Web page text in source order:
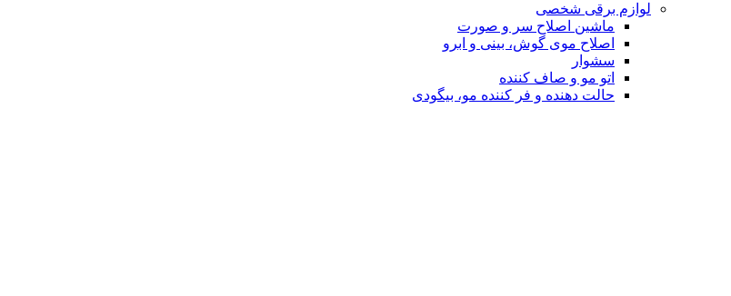
لوازم برقی شخصی
ماشین اصلاح سر و صورت
اصلاح موی گوش، بینی و ابرو
سشوار
اتو مو و صاف کننده
حالت دهنده و فر کننده مو، بیگودی